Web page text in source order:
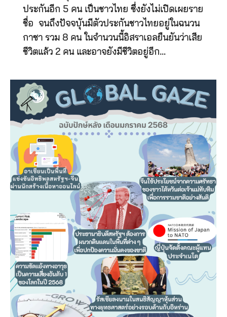
ประกันอีก 5 คน เป็นชาวไทย ซึ่งยังไม่เปิดเผยราย
ชื่อ จนถึงปัจจบุันมีตัวประกันชาวไทยอยู่ในฉนวน
กาซา รวม 8 คน ในจำนวนนี้อิสราเอลยืนยันว่าเสีย
ชีวิตแล้ว 2 คน และอาจยังมีชีวิตอยู่อีก…